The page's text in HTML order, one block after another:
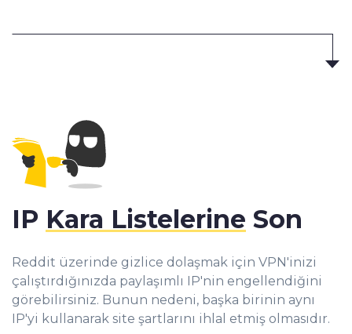
Reddit üzerinde gizlice dolaşmak için VPN'inizi
çalıştırdığınızda paylaşımlı IP'nin engellendiğini
görebilirsiniz. Bunun nedeni, başka birinin aynı
IP'yi kullanarak site şartlarını ihlal etmiş olmasıdır.
IP Kara Listelerine Son